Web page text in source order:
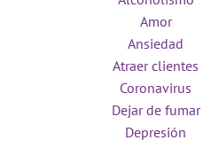
Amor
Ansiedad
Atraer clientes
Coronavirus
Dejar de fumar
Depresión